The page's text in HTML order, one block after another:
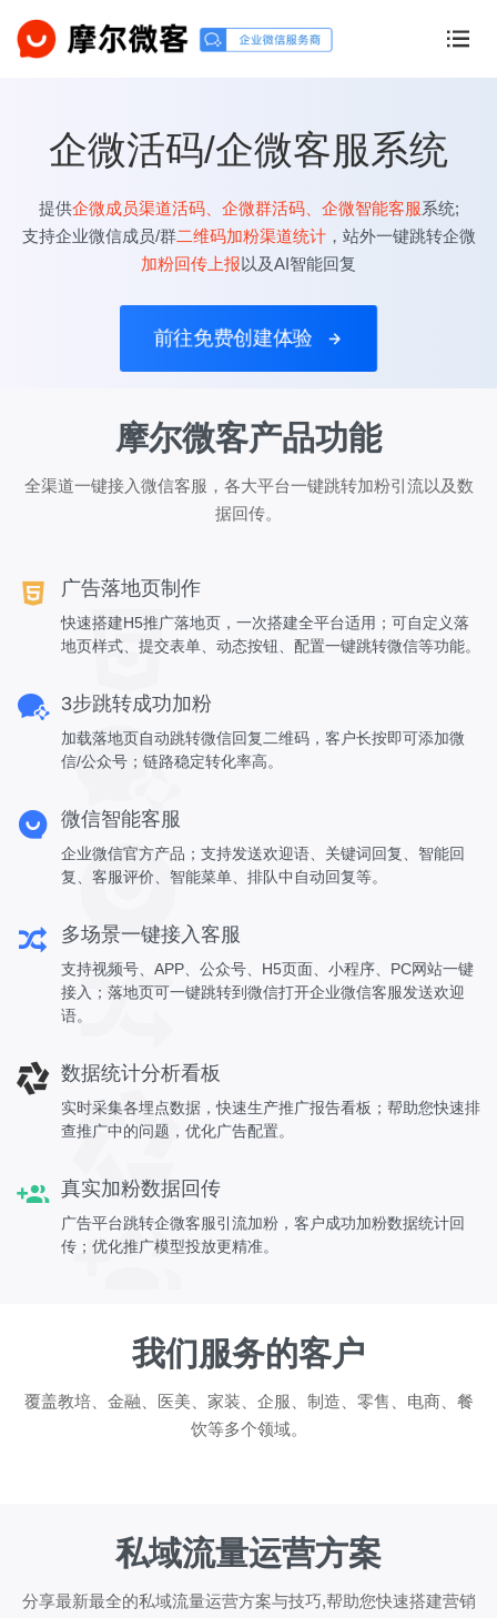
企微活码/企微客服系统
提供企微成员渠道活码、企微群活码、企微智能客服系统;
支持企业微信成员/群二维码加粉渠道统计，站外一键跳转企微
加粉回传上报以及AI智能回复
前往免费创建体验
摩尔微客产品功能
全渠道一键接入微信客服，各大平台一键跳转加粉引流以及数
据回传。
广告落地页制作
快速搭建H5推广落地页，一次搭建全平台适用；可自定义落
地页样式、提交表单、动态按钮、配置一键跳转微信等功能。
3步跳转成功加粉
加载落地页自动跳转微信回复二维码，客户长按即可添加微
信/公众号；链路稳定转化率高。
微信智能客服
企业微信官方产品；支持发送欢迎语、关键词回复、智能回
复、客服评价、智能菜单、排队中自动回复等。
多场景一键接入客服
支持视频号、APP、公众号、H5页面、小程序、PC网站一键
接入；落地页可一键跳转到微信打开企业微信客服发送欢迎
语。
数据统计分析看板
实时采集各埋点数据，快速生产推广报告看板；帮助您快速排
查推广中的问题，优化广告配置。
真实加粉数据回传
广告平台跳转企微客服引流加粉，客户成功加粉数据统计回
传；优化推广模型投放更精准。
我们服务的客户
覆盖教培、金融、医美、家装、企服、制造、零售、电商、餐
饮等多个领域。
私域流量运营方案
分享最新最全的私域流量运营方案与技巧,帮助您快速搭建营销